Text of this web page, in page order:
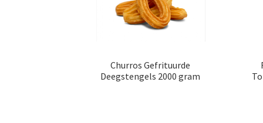
Churros Gefrituurde
Deegstengels 2000 gram